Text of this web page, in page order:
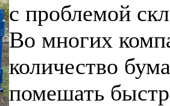
с проблемой
Во многих
количество
помешать